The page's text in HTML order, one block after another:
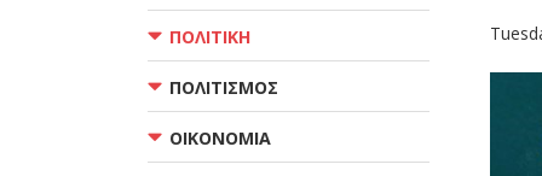
ΠΟΛΙΤΙΚΗ
ΠΟΛΙΤΙΣΜΟΣ
ΟΙΚΟΝΟΜΙΑ